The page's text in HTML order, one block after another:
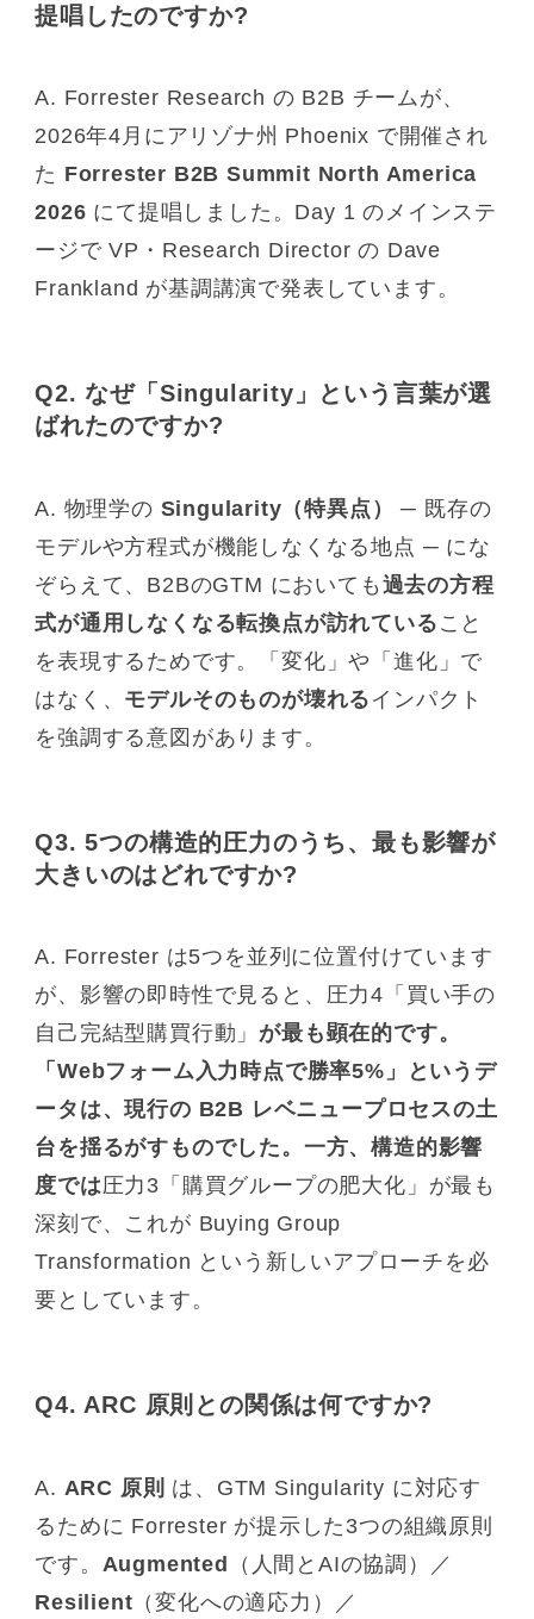
提唱したのですか?
A. Forrester Research の B2B チームが、
2026年4月にアリゾナ州 Phoenix で開催され
た Forrester B2B Summit North America
2026 にて提唱しました。Day 1 のメインステ
ージで VP・Research Director の Dave
Frankland が基調講演で発表しています。
Q2. なぜ「Singularity」という言葉が選
ばれたのですか?
A. 物理学の Singularity（特異点）
─ 既存の
モデルや方程式が機能しなくなる地点 ─ にな
ぞらえて、B2BのGTM においても 過去の方程
式が通用しなくなる転換点が訪れている こと
を表現するためです。「変化」や「進化」で
はなく、 モデルそのものが壊れる インパクト
を強調する意図があります。
Q3. 5つの構造的圧力のうち、最も影響が
大きいのはどれですか?
A. Forrester は5つを並列に位置付けています
が、影響の即時性で見ると、圧力4「買い手の
自己完結型購買行動」 が最も顕在的です。
「Webフォーム入力時点で勝率5%」というデ
ータは、現行の B2B レベニュープロセスの土
台を揺るがすものでした。一方、構造的影響
度では圧力3「購買グループの肥大化」が最も
深刻で、これが Buying Group
Transformation という新しいアプローチを必
要としています。
Q4. ARC 原則との関係は何ですか?
A. ARC 原則 は、GTM Singularity に対応す
るために Forrester が提示した3つの組織原則
です。 Augmented （人間とAIの協調）／
Resilient （変化への適応力）／